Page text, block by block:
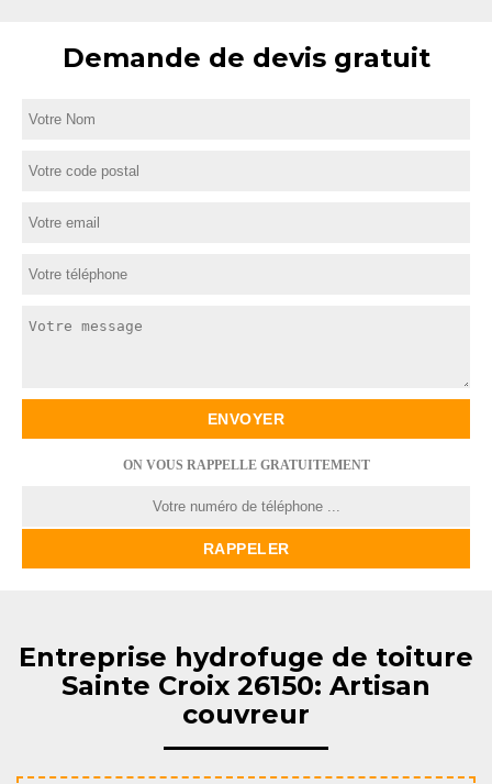
Demande de devis gratuit
ON VOUS RAPPELLE GRATUITEMENT
Entreprise hydrofuge de toiture
Sainte Croix 26150: Artisan
couvreur